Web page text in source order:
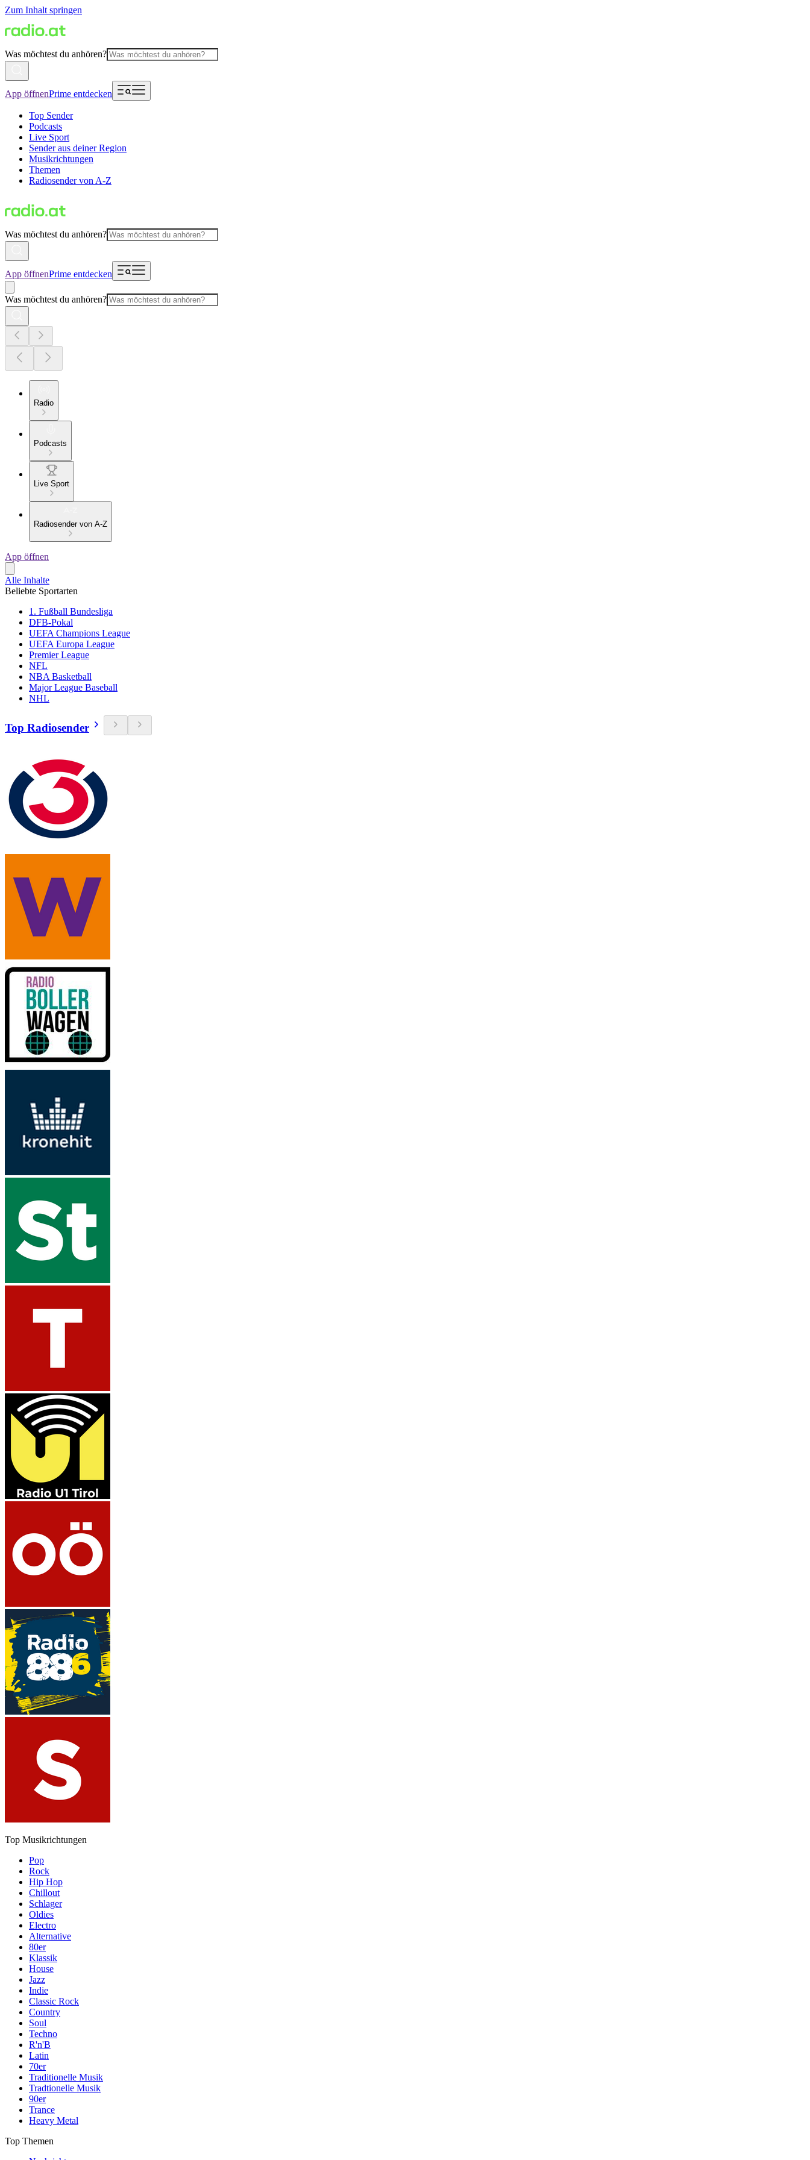
Zum Inhalt springen
Was möchtest du anhören?
App öffnenPrime entdecken
Top Sender
Podcasts
Live Sport
Sender aus deiner Region
Musikrichtungen
Themen
Radiosender von A-Z
Was möchtest du anhören?
App öffnenPrime entdecken
Was möchtest du anhören?
Radio
Podcasts
Live Sport
Radiosender von A-Z
App öffnen
Alle Inhalte
Beliebte Sportarten
1. Fußball Bundesliga
DFB-Pokal
UEFA Champions League
UEFA Europa League
Premier League
NFL
NBA Basketball
Major League Baseball
NHL
Top Radiosender
Top Musikrichtungen
Pop
Rock
Hip Hop
Chillout
Schlager
Oldies
Electro
Alternative
80er
Klassik
House
Jazz
Indie
Classic Rock
Country
Soul
Techno
R'n'B
Latin
70er
Traditionelle Musik
Tradtionelle Musik
90er
Trance
Heavy Metal
Top Themen